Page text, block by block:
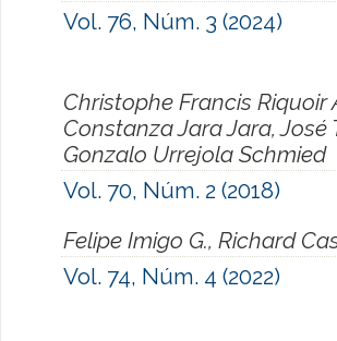
Vol. 76, Núm. 3 (2024)
Christophe Francis Riquoir
Constanza Jara Jara,
Gonzalo Urrejola Schmied
Vol. 70, Núm. 2 (2018)
Felipe Imigo G., Richard
Vol. 74, Núm. 4 (2022)